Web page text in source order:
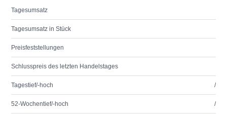
Tagesumsatz
Tagesumsatz in Stück
Preisfeststellungen
Schlusspreis des letzten Handelstages
Tagestief/-hoch /
52-Wochentief/-hoch /